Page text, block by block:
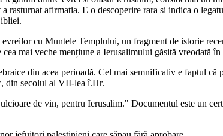
rasturnat afirmatia. E o descoperire rara si indica o
cu Muntele Templului, un fragment de istorie
mai veche mențiune a Ierusalimului găsită vreodată
din acea perioadă. Cel mai semnificativ e faptul
din secolul al VII-lea î.Hr.
de vin, pentru Ierusalim." Documentul este un